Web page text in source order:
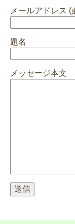
メールアドレス (
題名
メッセージ本文